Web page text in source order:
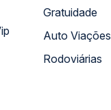
Gratuidade
Auto Viações
Rodoviárias